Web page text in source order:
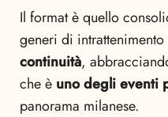
Il format è quello
generi di intrattenimento
continuità,
che è uno degli eventi
panorama milanese.